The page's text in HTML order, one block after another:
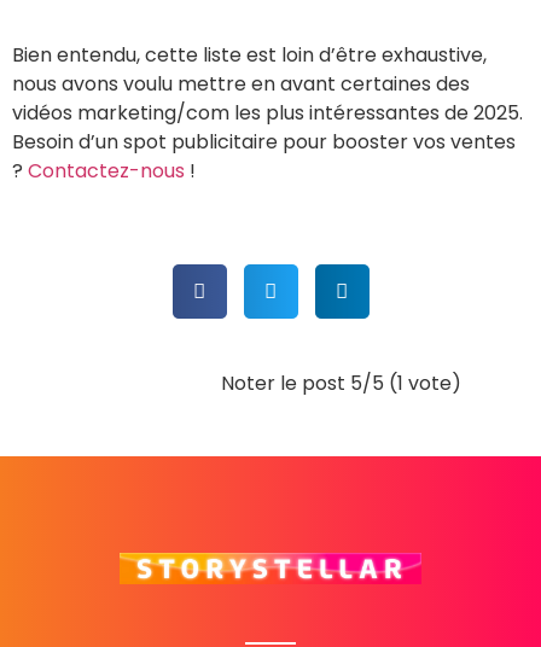
Bien entendu, cette liste est loin d’être exhaustive,
nous avons voulu mettre en avant certaines des
vidéos marketing/com les plus intéressantes de 2025.
Besoin d’un spot publicitaire pour booster vos ventes
? Contactez-nous !
Noter le post 5/5 (1 vote)